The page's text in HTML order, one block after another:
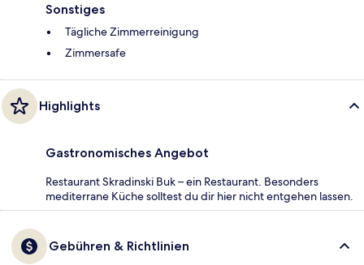
Sonstiges
Tägliche Zimmerreinigung
Zimmersafe
Highlights
Gastronomisches Angebot
Restaurant Skradinski Buk – ein Restaurant. Besonders
mediterrane Küche solltest du dir hier nicht entgehen lassen.
Gebühren & Richtlinien